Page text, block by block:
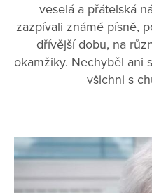
veselá a přátelská
zazpívali známé písně,
dřívější dobu, na
okamžiky. Nechyběl ani
všichni s